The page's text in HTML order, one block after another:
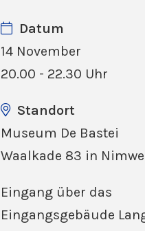
Datum
14 November
20.00 - 22.30 Uhr
Standort
Museum De Bastei
Waalkade 83 in
Eingang über das
Eingangsgebäude